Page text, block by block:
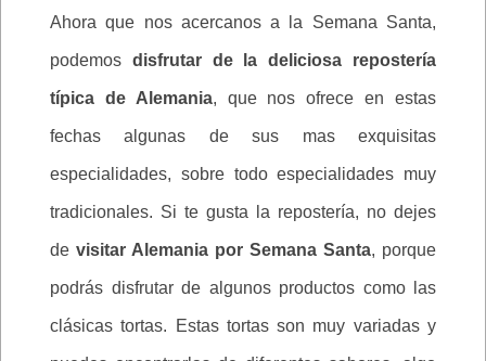
Ahora que nos acercanos a la Semana Santa,
podemos disfrutar de la deliciosa repostería
típica de Alemania, que nos ofrece en estas
fechas algunas de sus mas exquisitas
especialidades, sobre todo especialidades muy
tradicionales. Si te gusta la repostería, no dejes
de visitar Alemania por Semana Santa, porque
podrás disfrutar de algunos productos como las
clásicas tortas. Estas tortas son muy variadas y